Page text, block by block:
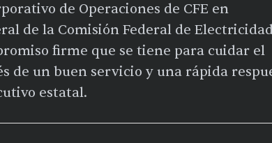
de Operaciones de CFE en
de la Comisión Federal de
firme que se tiene para cuidar el
de un buen servicio y una rápida
estatal.